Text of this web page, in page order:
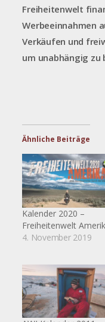
Freiheitenwelt
Werbeeinnahmen
Verkäufen und
um unabhängig zu
Ähnliche Beiträge
Kalender 2020 –
Freiheitenwelt
4. November 2019